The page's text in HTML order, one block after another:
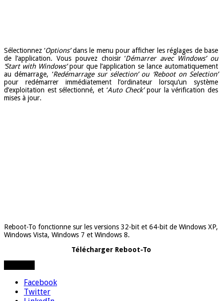
Sélectionnez ‘Options’dans le menu pour afficher les réglages de base
de l’application. Vous pouvez choisir ‘Démarrer avec Windows’ ou
‘Start with Windows’pour que l’application se lance automatiquement
au démarrage, ‘Redémarrage sur sélection’ ou ‘Reboot on Selection’
pour redémarrer immédiatement l’ordinateur lorsqu’un système
d’exploitation est sélectionné, et ‘Auto Check’pour la vérification des
mises à jour.
Reboot-To fonctionne sur les versions 32-bit et 64-bit de Windows XP,
Windows Vista, Windows 7 et Windows 8.
Télécharger Reboot-To
Facebook
Twitter